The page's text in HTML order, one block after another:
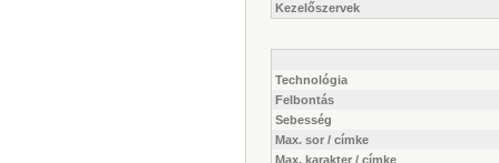
Kezelőszervek
Technológia
Felbontás
Sebesség
Max. sor / címke
Max. karakter / címke